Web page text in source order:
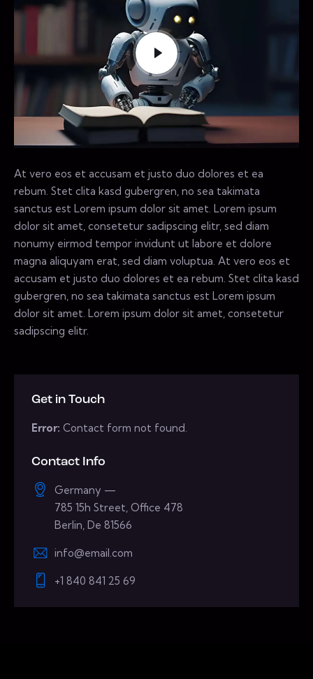
At vero eos et accusam et justo duo dolores et ea
rebum. Stet clita kasd gubergren, no sea takimata
sanctus est Lorem ipsum dolor sit amet. Lorem ipsum
dolor sit amet, consetetur sadipscing elitr, sed diam
nonumy eirmod tempor invidunt ut labore et dolore
magna aliquyam erat, sed diam voluptua. At vero eos et
accusam et justo duo dolores et ea rebum. Stet clita kasd
gubergren, no sea takimata sanctus est Lorem ipsum
dolor sit amet. Lorem ipsum dolor sit amet, consetetur
sadipscing elitr.
Get in Touch
Error: Contact form not found.
Contact Info
Germany —
785 15h Street, Office 478
Berlin, De 81566
info@email.com
+1 840 841 25 69